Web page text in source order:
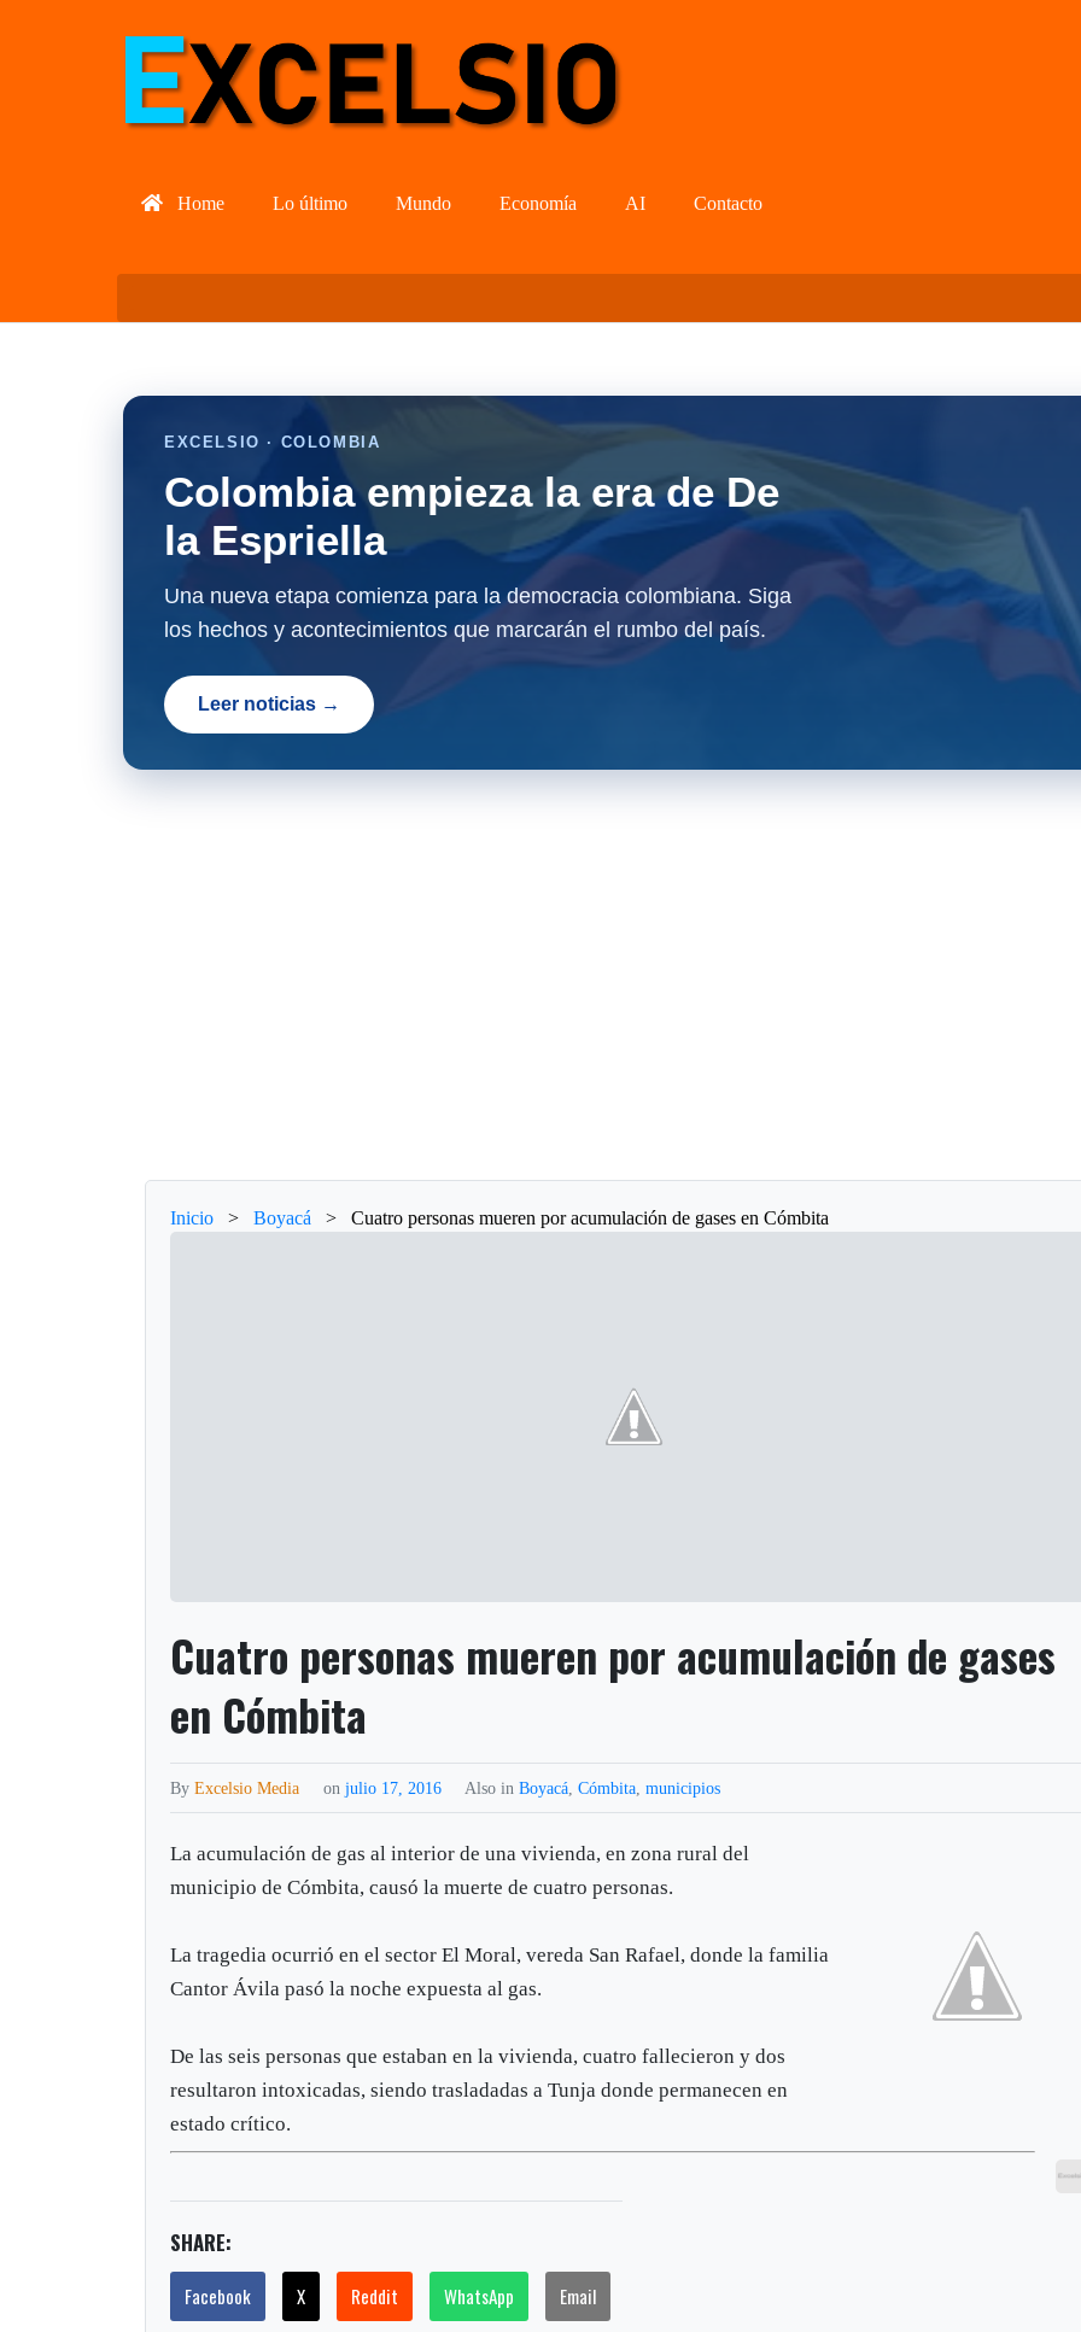
Home Lo último Mundo Economía AI Contacto
EXCELSIO · COLOMBIA
Colombia empieza la era de De
la Espriella
Una nueva etapa comienza para la democracia colombiana. Siga
los hechos y acontecimientos que marcarán el rumbo del país.
Leer noticias →
Inicio > Boyacá > Cuatro personas mueren por acumulación de gases en Cómbita
Cuatro personas mueren por acumulación de gases
en Cómbita
ByExcelsio Media onjulio 17, 2016 Also inBoyacá ,Cómbita ,municipios
La acumulación de gas al interior de una vivienda, en zona rural del
municipio de Cómbita, causó la muerte de cuatro personas.
La tragedia ocurrió en el sector El Moral, vereda San Rafael, donde la familia
Cantor Ávila pasó la noche expuesta al gas.
De las seis personas que estaban en la vivienda, cuatro fallecieron y dos
resultaron intoxicadas, siendo trasladadas a Tunja donde permanecen en
estado crítico.
SHARE:
Facebook X Reddit WhatsApp Email